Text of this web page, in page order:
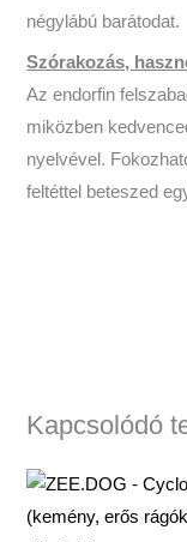
négylábú barátodat.
Szórakozás,
Az endorfin
miközben
nyelvével.
feltéttel beteszed
Kapcsolódó